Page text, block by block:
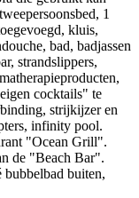
1
kluis,
bad, badjassen
strandslippers,
cocktails" te
strijkijzer en
infinity pool.
"Ocean Grill".
de "Beach Bar".
buiten,